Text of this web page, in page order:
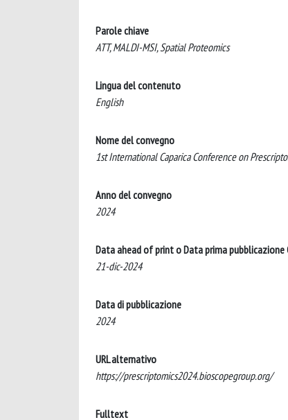
Parole chiave
ATT, MALDI-MSI, Spatial Proteomics
Lingua del contenuto
English
Nome del convegno
1st International Caparica Conference on
Anno del convegno
2024
Data ahead of print o Data prima pubblicazione
21-dic-2024
Data di pubblicazione
2024
URL alternativo
https://prescriptomics2024.bioscopegroup.org/
Fulltext